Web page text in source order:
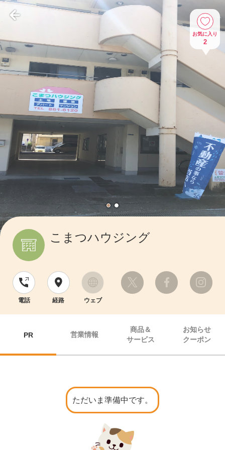
お気に入り
2
こまつハウジング
電話 経路 ウェブ
PR 営業情報
商品＆
サービス
お知らせ
クーポン
ただいま準備中です。